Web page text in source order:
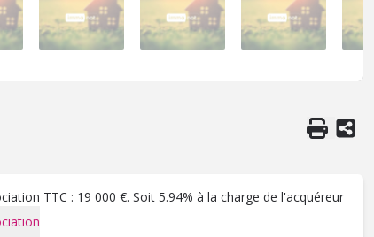
TTC : 19 000 €. Soit 5.94% à la charge de l'acquéreur